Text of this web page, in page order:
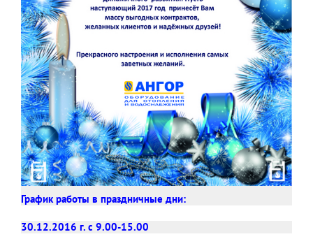
График работы в праздничные дни:
30.12.2016 г. с 9.00-15.00